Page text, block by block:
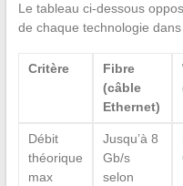
Le tableau ci-dessous
de chaque technologie
Critère
Fibre
(câble
Ethernet)
Débit
théorique
max
Jusqu’à 8
Gb/s
selon